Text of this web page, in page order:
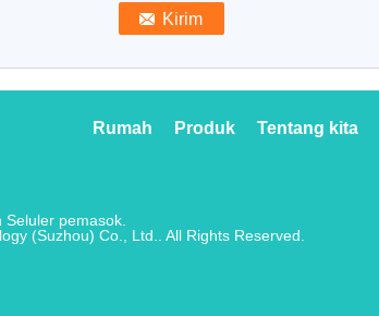
Tentang kita
Produk
Rumah
pemasok.
(Suzhou) Co., Ltd.. All Rights Reserved.